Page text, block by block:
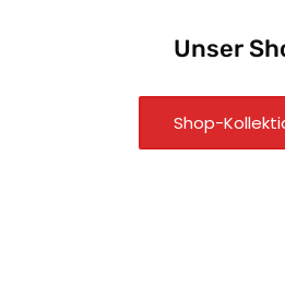
Unser
Shop-